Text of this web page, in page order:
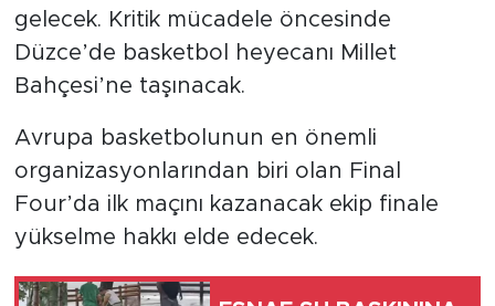
gelecek. Kritik mücadele öncesinde
Düzce’de basketbol heyecanı Millet
Bahçesi’ne taşınacak.
Avrupa basketbolunun en önemli
organizasyonlarından biri olan Final
Four’da ilk maçını kazanacak ekip finale
yükselme hakkı elde edecek.